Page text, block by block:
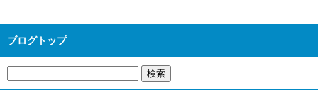
ブログトップ